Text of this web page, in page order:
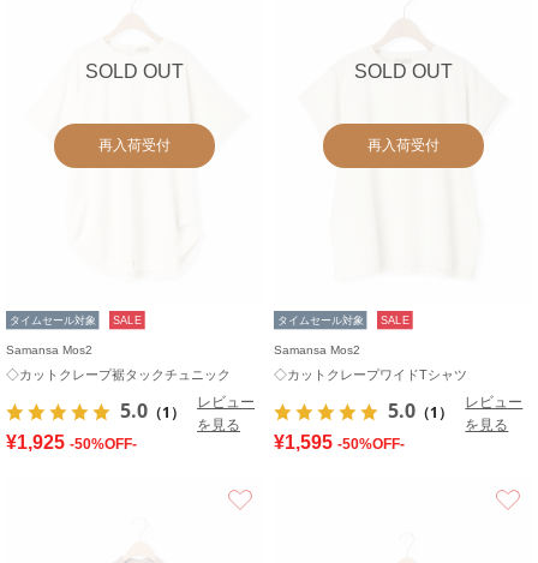
SOLD OUT
再入荷受付
タイムセール対象 SALE
Samansa Mos2
◇カットクレープ裾タックチュニック
5.0 （1）
レビュー
を見る
¥1,925 -50%OFF-
SOLD OUT
再入荷受付
タイムセール対象 SALE
Samansa Mos2
◇カットクレープワイドTシャツ
5.0 （1）
レビュー
を見る
¥1,595 -50%OFF-